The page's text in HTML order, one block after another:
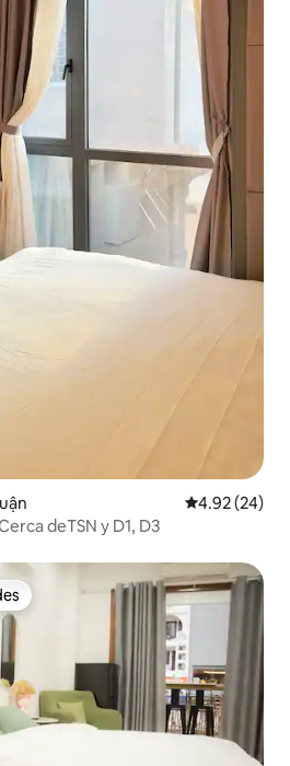
Calificación
4.92 (24)
deTSN y D1, D3